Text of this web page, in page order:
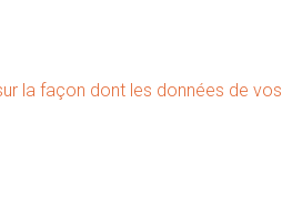
la façon dont les données de vos